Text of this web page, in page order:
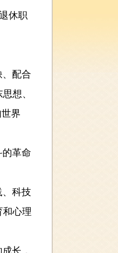
休职
配合
想、
界
革命
科技
和心理
长，